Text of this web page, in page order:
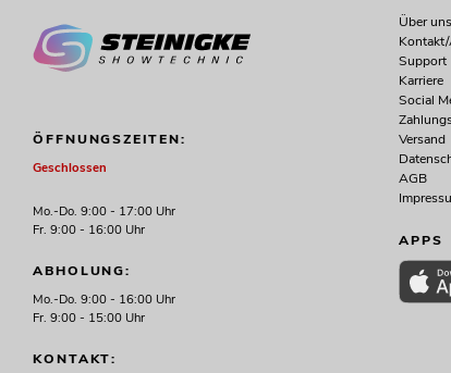
ÖFFNUNGSZEITEN:
Geschlossen
Mo.-Do. 9:00 - 17:00 Uhr
Fr. 9:00 - 16:00 Uhr
ABHOLUNG:
Mo.-Do. 9:00 - 16:00 Uhr
Fr. 9:00 - 15:00 Uhr
KONTAKT:
Über uns
Support
Karriere
Social
Versand
AGB
APPS